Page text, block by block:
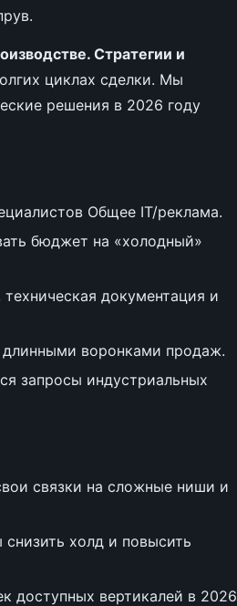
Стратегии и
циклах сделки. Мы
решения в 2026 году
Общее IT/реклама.
бюджет на «холодный»
документация и
длинными воронками продаж.
запросы индустриальных
связки на сложные ниши и
холд и повысить
доступных вертикалей в 2026